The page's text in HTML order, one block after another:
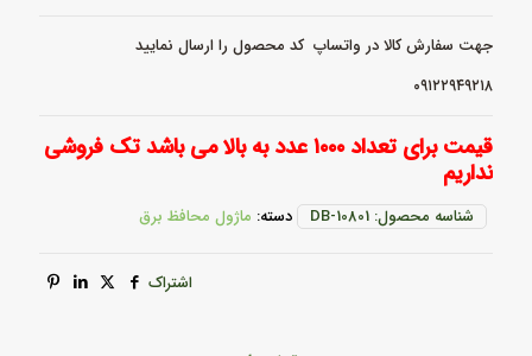
جهت سفارش کالا در واتساپ کد محصول را ارسال نمایید
۰۹۱۲۲۹۴۹۲۱۸
قیمت برای تعداد ۱۰۰۰ عدد به بالا می باشد تک فروشی
نداریم
شناسه محصول: DB-10801 دسته: ماژول محافظ برق
اشتراک